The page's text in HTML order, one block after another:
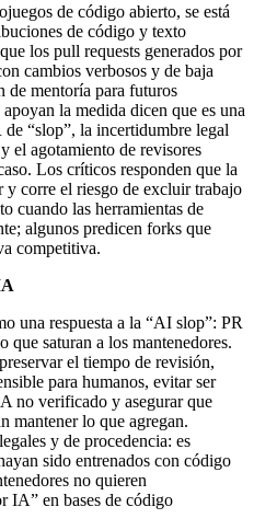
de código abierto, se está
de código y texto
los pull requests generados por
cambios verbosos y de baja
de mentoría para futuros
la medida dicen que es una
“slop”, la incertidumbre legal
el agotamiento de revisores
Los críticos responden que la
corre el riesgo de excluir trabajo
cuando las herramientas de
algunos predicen forks que
competitiva.
una respuesta a la “AI slop”: PR
que saturan a los mantenedores.
el tiempo de revisión,
para humanos, evitar ser
no verificado y asegurar que
mantener lo que agregan.
y de procedencia: es
sido entrenados con código
no quieren
IA” en bases de código